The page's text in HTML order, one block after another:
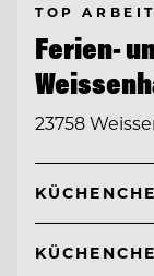
TOP
Ferien-
23758